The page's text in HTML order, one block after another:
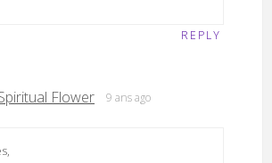
REPLY
Flower 9 ans ago